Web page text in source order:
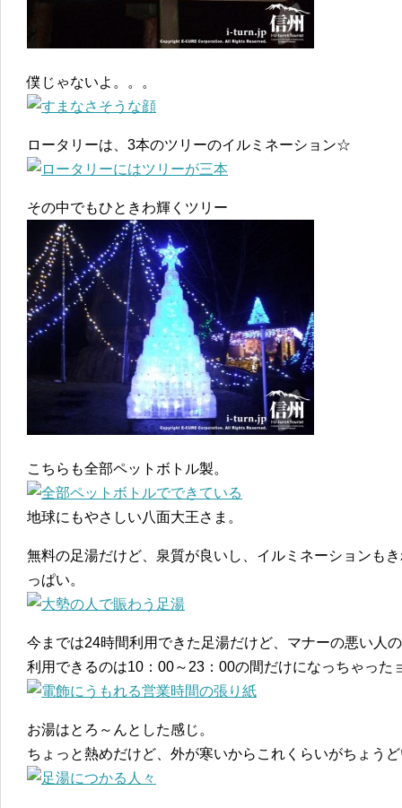
僕じゃないよ。。。
ロータリーは、3本のツリーのイルミネーション☆
その中でもひときわ輝くツリー
こちらも全部ペットボトル製。
地球にもやさしい八面大王さま。
無料の足湯だけど、泉質が良いし、イルミネーションも
っぱい。
今までは24時間利用できた足湯だけど、マナーの悪い人
利用できるのは10：00～23：00の間だけになっちゃった
お湯はとろ～んとした感じ。
ちょっと熱めだけど、外が寒いからこれくらいがちょう